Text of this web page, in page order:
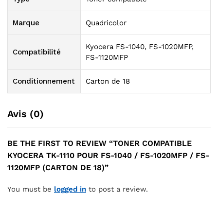
Marque Quadricolor
Compatibilité
Kyocera FS-1040, FS-1020MFP,
FS-1120MFP
Conditionnement Carton de 18
Avis (0)
BE THE FIRST TO REVIEW “TONER COMPATIBLE
KYOCERA TK-1110 POUR FS-1040 / FS-1020MFP / FS-
1120MFP (CARTON DE 18)”
You must be logged in to post a review.